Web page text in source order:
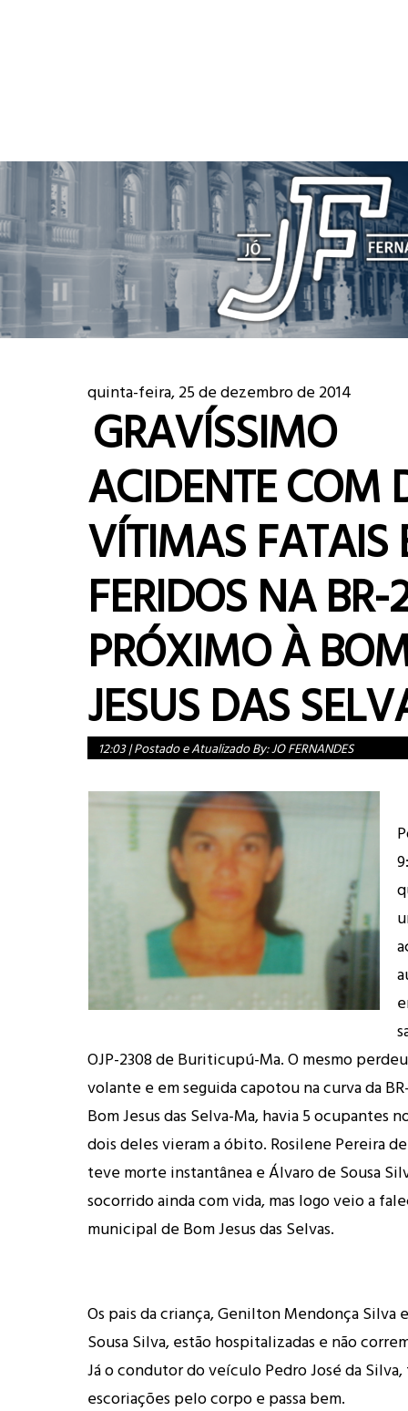
quinta-feira, 25 de dezembro de 2014
GRAVÍSSIMO
ACIDENTE COM
VÍTIMAS FATAIS
FERIDOS NA BR-
PRÓXIMO À
JESUS DAS
12:03|Postado e Atualizado By:JO FERNANDES
OJP-2308 de Buriticupú-Ma. O mesmo
volante e em seguida capotou na curva da
Bom Jesus das Selva-Ma, havia 5 ocupantes
dois deles vieram a óbito. Rosilene Pereira
teve morte instantânea e Álvaro de Sousa
socorrido ainda com vida, mas logo veio a
municipal de Bom Jesus das Selvas.
Os pais da criança, Genilton Mendonça Silva
Sousa Silva, estão hospitalizadas e não
Já o condutor do veículo Pedro José da
escoriações pelo corpo e passa bem.